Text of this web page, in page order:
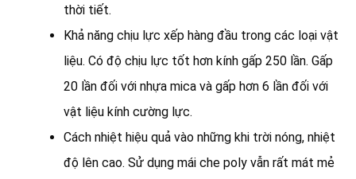
thời tiết.
Khả năng chịu lực xếp hàng đầu trong các loại vật
liệu. Có độ chịu lực tốt hơn kính gấp 250 lần. Gấp
20 lần đối với nhựa mica và gấp hơn 6 lần đối với
vật liệu kính cường lực.
Cách nhiệt hiệu quả vào những khi trời nóng, nhiệt
độ lên cao. Sử dụng mái che poly vẫn rất mát mẻ